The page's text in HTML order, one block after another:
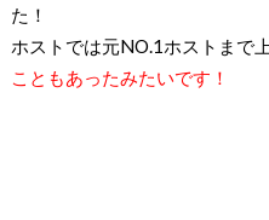
た！
ホストでは元NO.1ホストまで
こともあったみたいです！